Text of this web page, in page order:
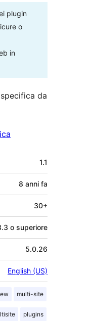
plugin
o
in
da
1.1
8 anni fa
30+
o superiore
5.0.26
English (US)
multi-site
plugins